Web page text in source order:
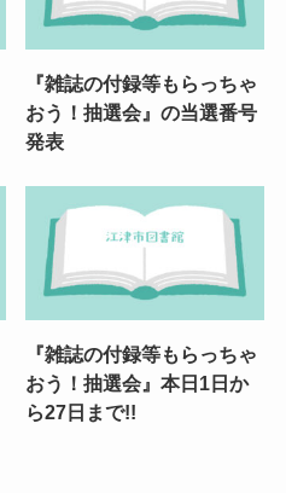
『雑誌の付録等もらっちゃ
おう！抽選会』の当選番号
発表
『雑誌の付録等もらっちゃ
おう！抽選会』本日1日か
ら27日まで!!